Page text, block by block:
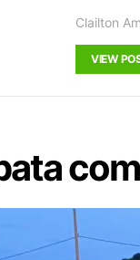
Clailton
VIEW